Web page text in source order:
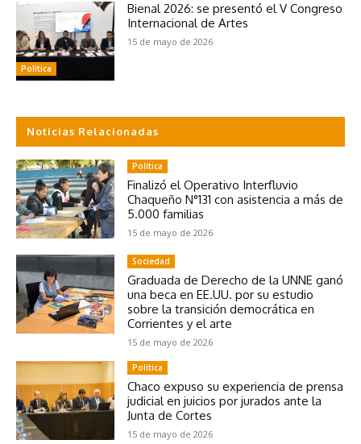
Política
Bienal 2026: se presentó el V Congreso
Internacional de Artes
15 de mayo de 2026
Noticias Relacionadas
Política
Finalizó el Operativo Interfluvio
Chaqueño N°131 con asistencia a más de
5.000 familias
15 de mayo de 2026
Sociedad
Graduada de Derecho de la UNNE ganó
una beca en EE.UU. por su estudio
sobre la transición democrática en
Corrientes y el arte
15 de mayo de 2026
Política
Chaco expuso su experiencia de prensa
judicial en juicios por jurados ante la
Junta de Cortes
15 de mayo de 2026